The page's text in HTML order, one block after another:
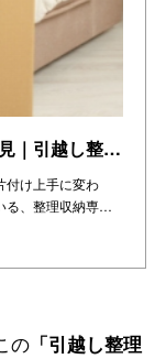
引越しは大変！と思っている方に必見｜引越し整理収納の現場レポ（大阪・八尾近辺）をご紹介
付け上手に変わ
る、整理収納専…
の 「引越し整理